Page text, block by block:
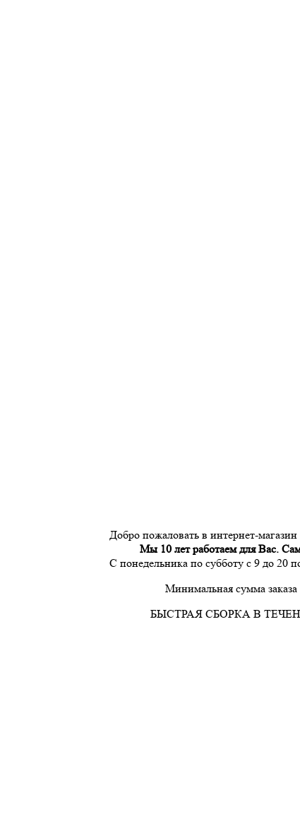
Добро пожаловать в интернет-
Мы 10 лет работаем для Вас.
С понедельника по субботу с 9 до 20
Минимальная сумма заказа
БЫСТРАЯ СБОРКА В